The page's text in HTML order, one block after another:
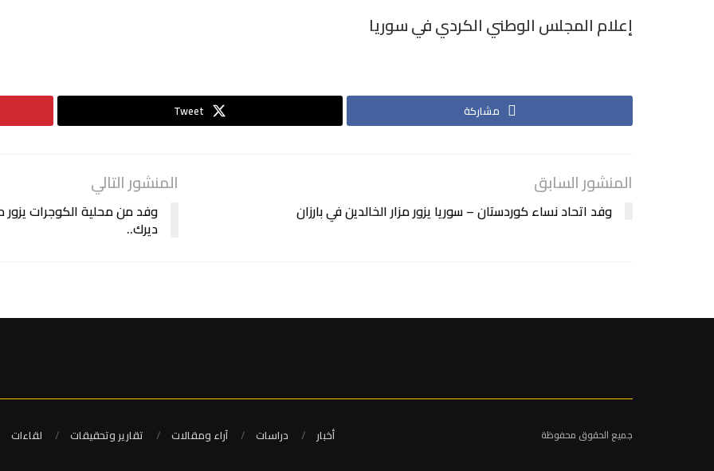
إعلام المجلس الوطني الكردي في سوريا
مشاركة Tweet
المنشور السابق
وفد اتحاد نساء كوردستان – سوريا يزور مزار الخالدين في بارزان
المنشور التالي
وفد من محلية الكوجرات
ديرك..
أخبار دراسات آراء ومقالات تقارير وتحقيقات لقاءات جميع الحقوق محفوظة